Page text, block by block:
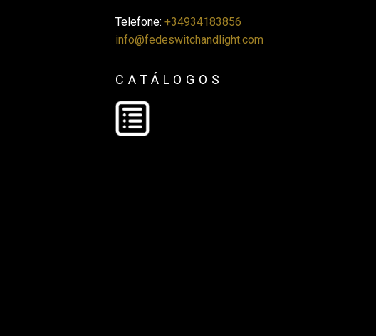
Telefone: +34934183856
info@fedeswitchandlight.com
CATÁLOGOS